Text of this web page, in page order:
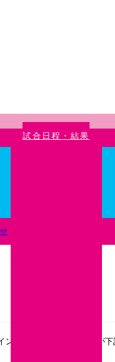
試合日程・結果
コンペについての記事が下